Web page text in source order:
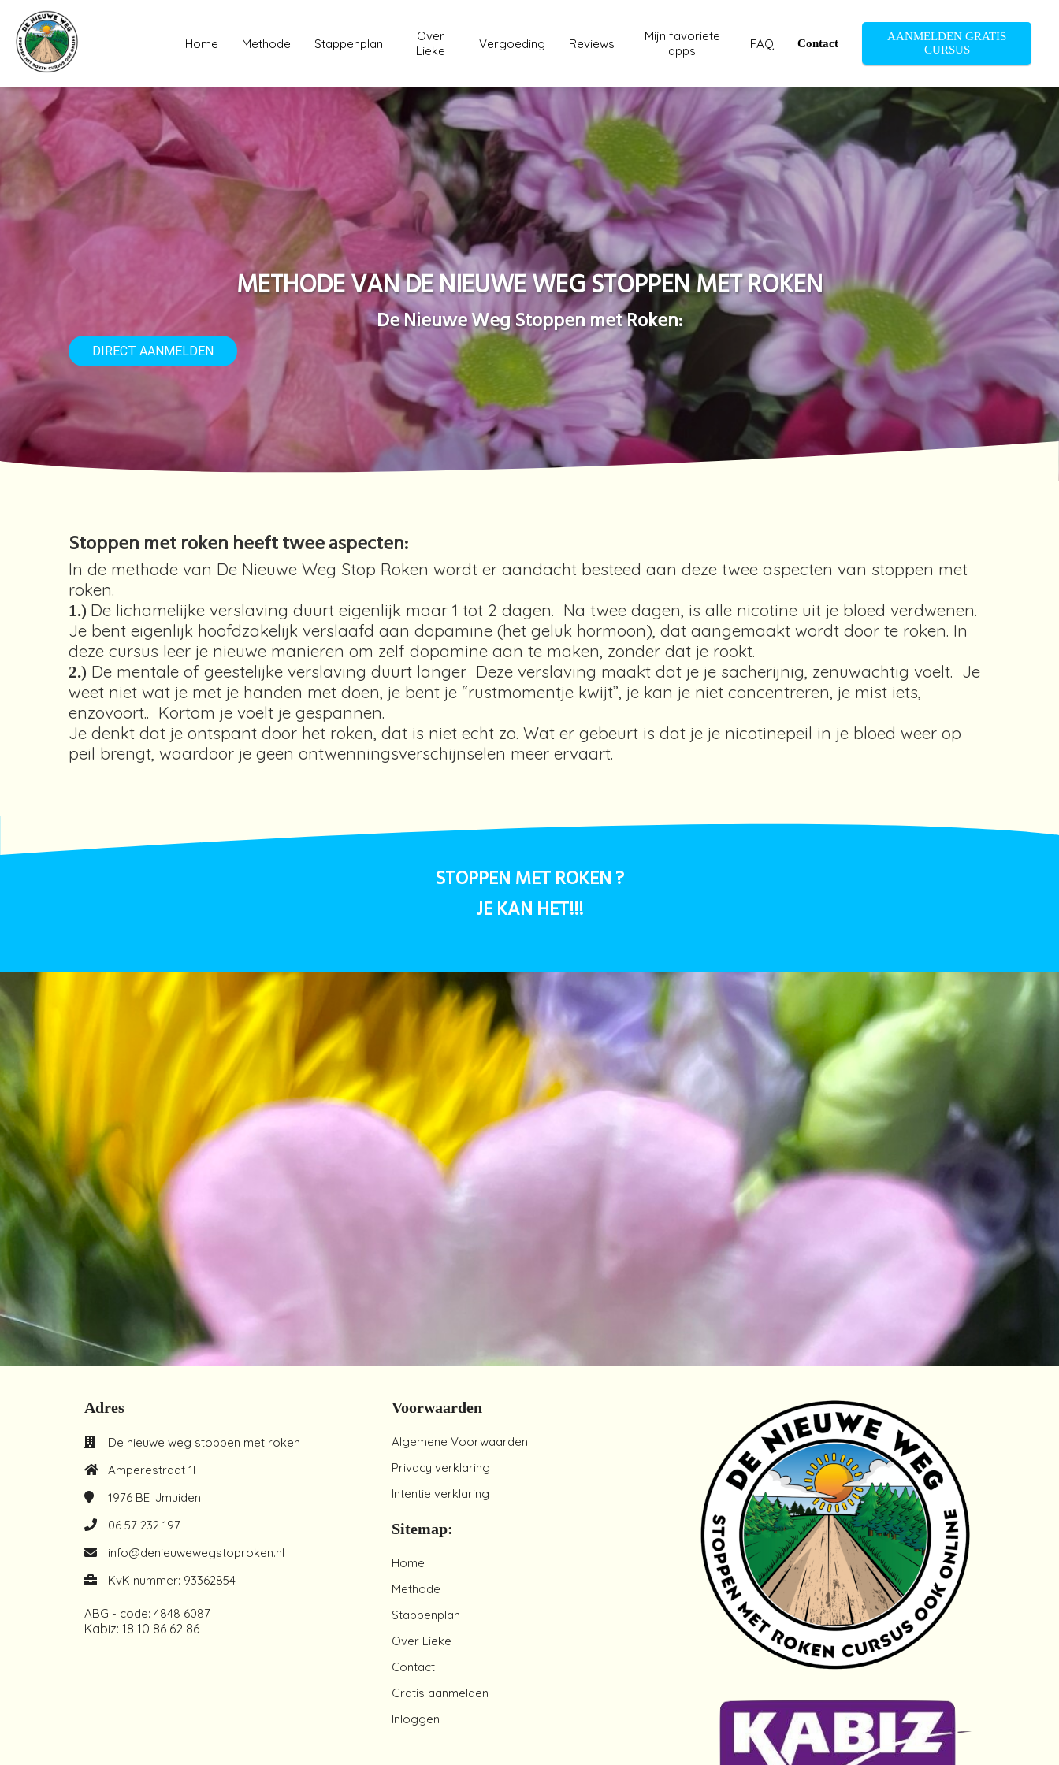
Home Methode Stappenplan
Over
Lieke
Vergoeding Reviews
Mijn favoriete
apps
FAQ Contact
AANMELDEN GRATIS
CURSUS
METHODE VAN DE NIEUWE WEG STOPPEN MET ROKEN
De Nieuwe Weg Stoppen met Roken:
DIRECT AANMELDEN
Stoppen met roken heeft twee aspecten:
In de methode van De Nieuwe Weg Stop Roken wordt er aandacht besteed aan deze twee aspecten van stoppen met
roken.
1.) De lichamelijke verslaving duurt eigenlijk maar 1 tot 2 dagen. Na twee dagen, is alle nicotine uit je bloed verdwenen.
Je bent eigenlijk hoofdzakelijk verslaafd aan dopamine (het geluk hormoon), dat aangemaakt wordt door te roken. In
deze cursus leer je nieuwe manieren om zelf dopamine aan te maken, zonder dat je rookt.
2.) De mentale of geestelijke verslaving duurt langer Deze verslaving maakt dat je je sacherijnig, zenuwachtig voelt. Je
weet niet wat je met je handen met doen, je bent je “rustmomentje kwijt”, je kan je niet concentreren, je mist iets,
enzovoort.. Kortom je voelt je gespannen.
Je denkt dat je ontspant door het roken, dat is niet echt zo. Wat er gebeurt is dat je je nicotinepeil in je bloed weer op
peil brengt, waardoor je geen ontwenningsverschijnselen meer ervaart.
STOPPEN MET ROKEN ?
JE KAN HET!!!
Adres
De nieuwe weg stoppen met roken
Amperestraat 1F
1976 BE IJmuiden
06 57 232 197
info@denieuwewegstoproken.nl
KvK nummer: 93362854
ABG - code: 4848 6087
Kabiz: 18 10 86 62 86
Voorwaarden
Algemene Voorwaarden
Privacy verklaring
Intentie verklaring
Sitemap:
Home
Methode
Stappenplan
Over Lieke
Contact
Gratis aanmelden
Inloggen